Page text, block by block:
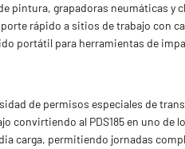
pintura, grapadoras neumáticas
rápido a sitios de trabajo con
portátil para herramientas de
de permisos especiales de
al PDS185 en uno de
carga, permitiendo jornadas